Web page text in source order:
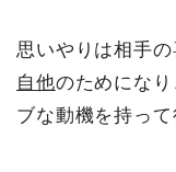
思いやりは相手
自他のためにな
ブな動機を持って